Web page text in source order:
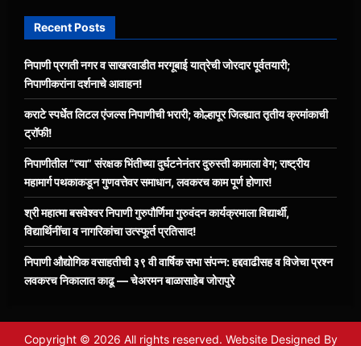
Recent Posts
निपाणी प्रगती नगर व साखरवाडीत मरगूबाई यात्रेची जोरदार पूर्वतयारी;
निपाणीकरांना दर्शनाचे आवाहन!
कराटे स्पर्धेत लिटल एंजल्स निपाणीची भरारी; कोल्हापूर जिल्ह्यात तृतीय क्रमांकाची
ट्रॉफी!
निपाणीतील “त्या” संरक्षक भिंतीच्या दुर्घटनेनंतर दुरुस्ती कामाला वेग; राष्ट्रीय
महामार्ग पथकाकडून गुणवत्तेवर समाधान, लवकरच काम पूर्ण होणार!
श्री महात्मा बसवेश्वर निपाणी गुरुपौर्णिमा गुरुवंदन कार्यक्रमाला विद्यार्थी,
विद्यार्थिनींचा व नागरिकांचा उत्स्फूर्त प्रतिसाद!
निपाणी औद्योगिक वसाहतीची ३९ वी वार्षिक सभा संपन्न: हद्दवाढीसह व विजेचा प्रश्न
लवकरच निकालात काढू — चेअरमन बाळासाहेब जोरापुरे
Copyright © 2026 All rights reserved. Website Designed By